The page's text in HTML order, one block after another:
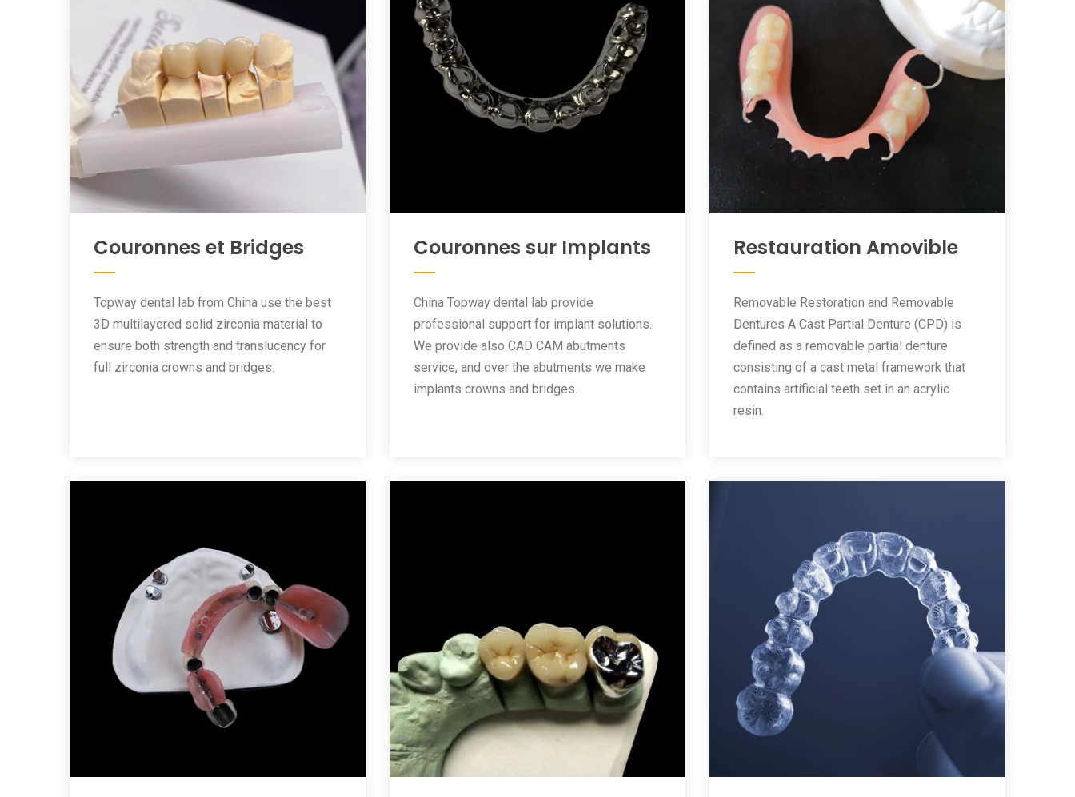
Couronnes et Bridges
Topway dental lab from China use the best
3D multilayered solid zirconia material to
ensure both strength and translucency for
full zirconia crowns and bridges.
Couronnes sur Implants
China Topway dental lab provide
professional support for implant solutions.
We provide also CAD CAM abutments
service, and over the abutments we make
implants crowns and bridges.
Restauration Amovible
Removable Restoration and Removable
Dentures A Cast Partial Denture (CPD) is
defined as a removable partial denture
consisting of a cast metal framework that
contains artificial teeth set in an acrylic
resin.